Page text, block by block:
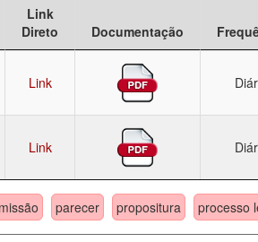
Link
Direto
Documentação
Link
Link
parecer propositura processo